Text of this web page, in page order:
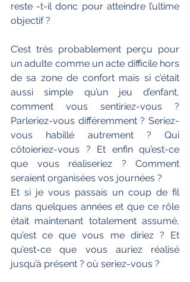
reste -t-il donc pour atteindre l’ultime
objectif ?
C’est très probablement perçu pour
un adulte comme un acte difficile hors
de sa zone de confort mais si c’était
aussi simple qu’un jeu d’enfant,
comment vous sentiriez-vous ?
Parleriez-vous différemment ? Seriez-
vous habillé autrement ? Qui
côtoieriez-vous ? Et enfin qu’est-ce
que vous réaliseriez ? Comment
seraient organisées vos journées ?
Et si je vous passais un coup de fil
dans quelques années et que ce rôle
était maintenant totalement assumé,
qu’est ce que vous me diriez ? Et
qu’est-ce que vous auriez réalisé
jusqu’à présent ? où seriez-vous ?